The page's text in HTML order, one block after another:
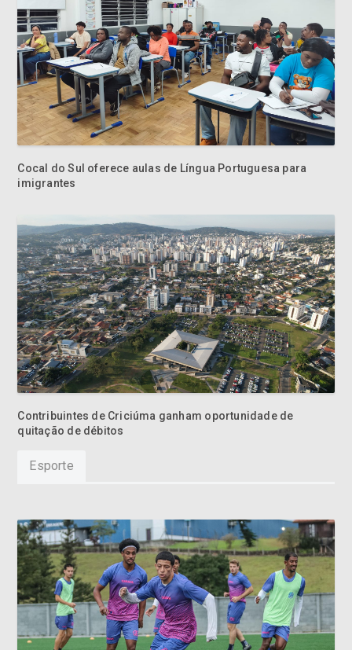
Cocal do Sul oferece aulas de Língua Portuguesa para
imigrantes
Contribuintes de Criciúma ganham oportunidade de
quitação de débitos
Esporte